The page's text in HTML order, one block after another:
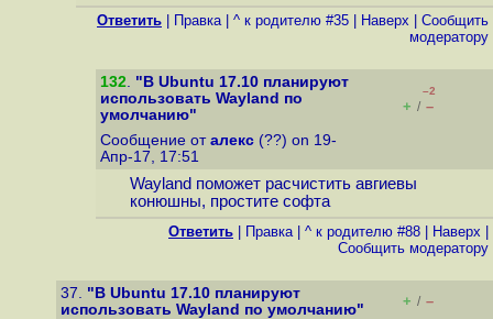
Ответить Правка| ^ к родителю #35 Наверх
Cообщить
модератору
132. "В Ubuntu 17.10 планируют
использовать Wayland по
умолчанию"
–2
+ / –
Сообщение от алекс (??) on 19-
Апр-17, 17:51
Wayland поможет расчистить авгиевы
конюшны, простите софта
Ответить Правка| ^ к родителю #88 Наверх
Cообщить модератору
37. "В Ubuntu 17.10 планируют
использовать Wayland по умолчанию"
+ / –